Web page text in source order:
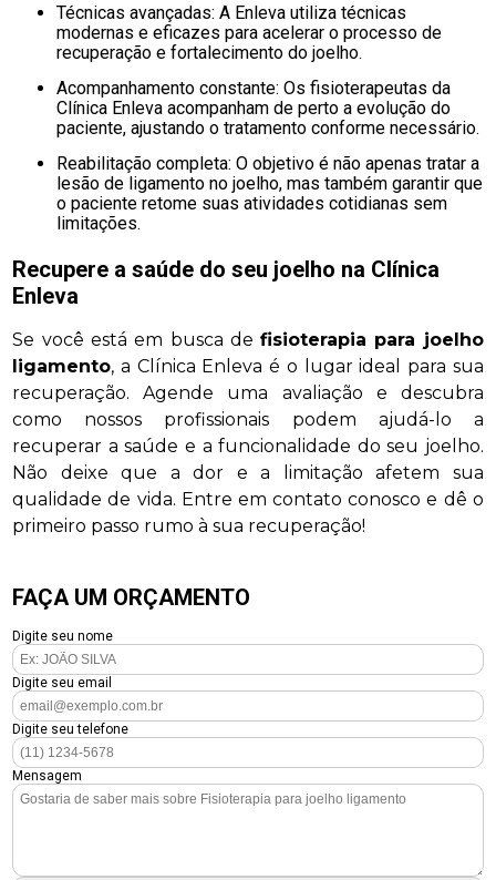
Técnicas avançadas: A Enleva utiliza técnicas
modernas e eficazes para acelerar o processo de
recuperação e fortalecimento do joelho.
Acompanhamento constante: Os fisioterapeutas da
Clínica Enleva acompanham de perto a evolução do
paciente, ajustando o tratamento conforme necessário.
Reabilitação completa: O objetivo é não apenas tratar a
lesão de ligamento no joelho, mas também garantir que
o paciente retome suas atividades cotidianas sem
limitações.
Recupere a saúde do seu joelho na Clínica
Enleva
Se você está em busca defisioterapia para joelho
ligamento, a Clínica Enleva é o lugar ideal para sua
recuperação. Agende uma avaliação e descubra
como nossos profissionais podem ajudá-lo a
recuperar a saúde e a funcionalidade do seu joelho.
Não deixe que a dor e a limitação afetem sua
qualidade de vida. Entre em contato conosco e dê o
primeiro passo rumo à sua recuperação!
FAÇA UM ORÇAMENTO
Digite seu nome
Digite seu email
Digite seu telefone
Mensagem